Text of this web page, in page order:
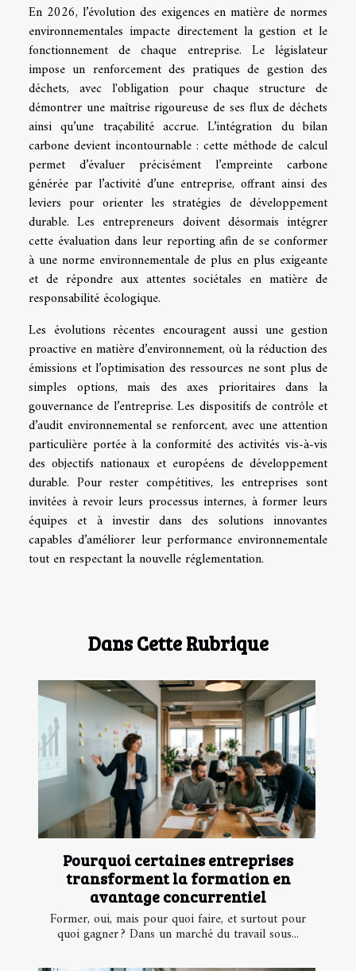
En 2026, l’évolution des exigences en matière de normes
environnementales impacte directement la gestion et le
fonctionnement de chaque entreprise. Le législateur
impose un renforcement des pratiques de gestion des
déchets, avec l'obligation pour chaque structure de
démontrer une maîtrise rigoureuse de ses flux de déchets
ainsi qu’une traçabilité accrue. L’intégration du bilan
carbone devient incontournable : cette méthode de calcul
permet d’évaluer précisément l’empreinte carbone
générée par l’activité d’une entreprise, offrant ainsi des
leviers pour orienter les stratégies de développement
durable. Les entrepreneurs doivent désormais intégrer
cette évaluation dans leur reporting afin de se conformer
à une norme environnementale de plus en plus exigeante
et de répondre aux attentes sociétales en matière de
responsabilité écologique.
Les évolutions récentes encouragent aussi une gestion
proactive en matière d’environnement, où la réduction des
émissions et l’optimisation des ressources ne sont plus de
simples options, mais des axes prioritaires dans la
gouvernance de l’entreprise. Les dispositifs de contrôle et
d’audit environnemental se renforcent, avec une attention
particulière portée à la conformité des activités vis-à-vis
des objectifs nationaux et européens de développement
durable. Pour rester compétitives, les entreprises sont
invitées à revoir leurs processus internes, à former leurs
équipes et à investir dans des solutions innovantes
capables d’améliorer leur performance environnementale
tout en respectant la nouvelle réglementation.
Dans Cette Rubrique
Pourquoi certaines entreprises
transforment la formation en
avantage concurrentiel
Former, oui, mais pour quoi faire, et surtout pour
quoi gagner ? Dans un marché du travail sous...